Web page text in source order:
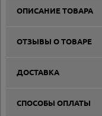
ОПИСАНИЕ ТОВАРА
ОТЗЫВЫ О ТОВАРЕ
ДОСТАВКА
СПОСОБЫ ОПЛАТЫ